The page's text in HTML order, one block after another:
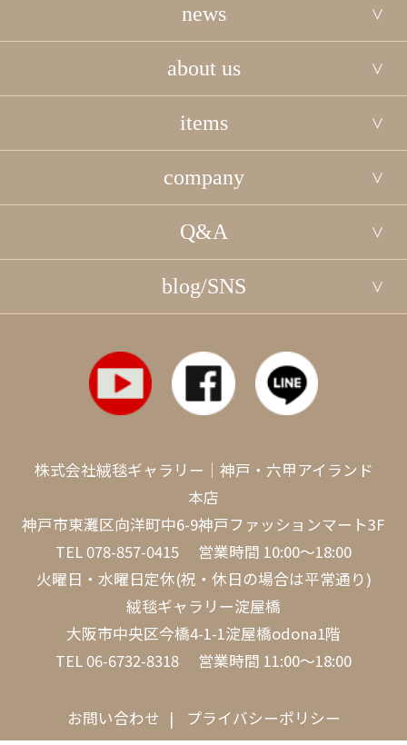
news
about us
items
company
Q&A
blog/SNS
株式会社絨毯ギャラリー｜神戸・六甲アイランド
本店
神戸市東灘区向洋町中6-9神戸ファッションマート3F
TEL 078-857-0415 営業時間 10:00～18:00
火曜日・水曜日定休(祝・休日の場合は平常通り)
絨毯ギャラリー淀屋橋
大阪市中央区今橋4-1-1淀屋橋odona1階
TEL 06-6732-8318 営業時間 11:00～18:00
お問い合わせ プライバシーポリシー